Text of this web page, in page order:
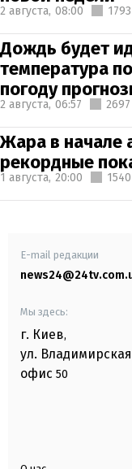
2 августа, 08:00 1793
Дождь будет
температура
погоду
2 августа, 06:57 2697
Жара в начале
рекордные
1 августа, 20:00 1540
E-mail редакции
Мы здесь:
г. Киев,
ул. Владимирская
офис 50